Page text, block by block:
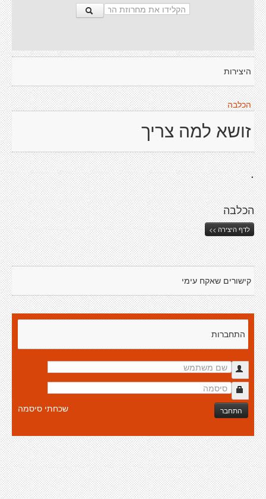
היצירות
הכלבה
זושא למה צריך
.
הכלבה
לדף היצירה >>
קישורים שאקח עימי
התחברות
התחבר שכחתי סיסמה